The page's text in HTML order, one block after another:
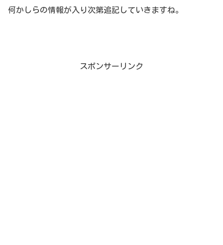
何かしらの情報が入り次第追記していきますね。
スポンサーリンク